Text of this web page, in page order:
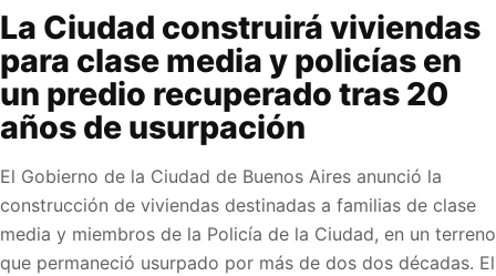
La Ciudad construirá viviendas
para clase media y policías en
un predio recuperado tras 20
años de usurpación
El Gobierno de la Ciudad de Buenos Aires anunció la
construcción de viviendas destinadas a familias de clase
media y miembros de la Policía de la Ciudad, en un terreno
que permaneció usurpado por más de dos dos décadas. El